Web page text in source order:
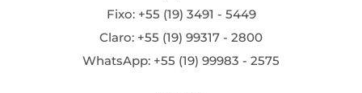
Fixo: +55 (19) 3491 - 5449
Claro: +55 (19) 99317 - 2800
WhatsApp: +55 (19) 99983 - 2575